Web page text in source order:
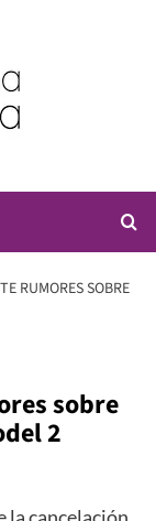
RUMORES SOBRE
sobre
2